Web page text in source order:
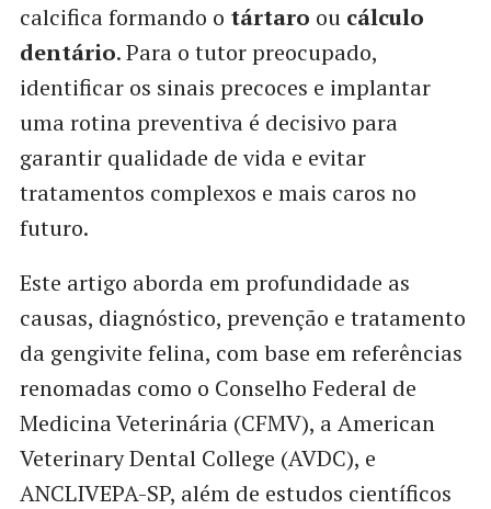
calcifica formando o tártaro ou cálculo
dentário. Para o tutor preocupado,
identificar os sinais precoces e implantar
uma rotina preventiva é decisivo para
garantir qualidade de vida e evitar
tratamentos complexos e mais caros no
futuro.
Este artigo aborda em profundidade as
causas, diagnóstico, prevenção e tratamento
da gengivite felina, com base em referências
renomadas como o Conselho Federal de
Medicina Veterinária (CFMV), a American
Veterinary Dental College (AVDC), e
ANCLIVEPA-SP, além de estudos científicos